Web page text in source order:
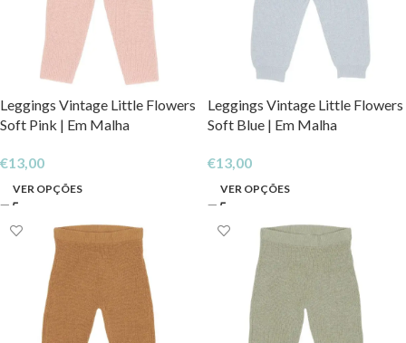
Leggings Vintage Little Flowers
Soft Pink | Em Malha
€13,00
VER OPÇÕES
Leggings Vintage Little Flowers
Soft Blue | Em Malha
€13,00
VER OPÇÕES